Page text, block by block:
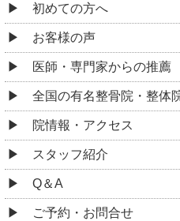
初めての方へ
お客様の声
医師・専門家からの推薦
全国の有名整骨院・整体
院情報・アクセス
スタッフ紹介
Q＆A
ご予約・お問合せ